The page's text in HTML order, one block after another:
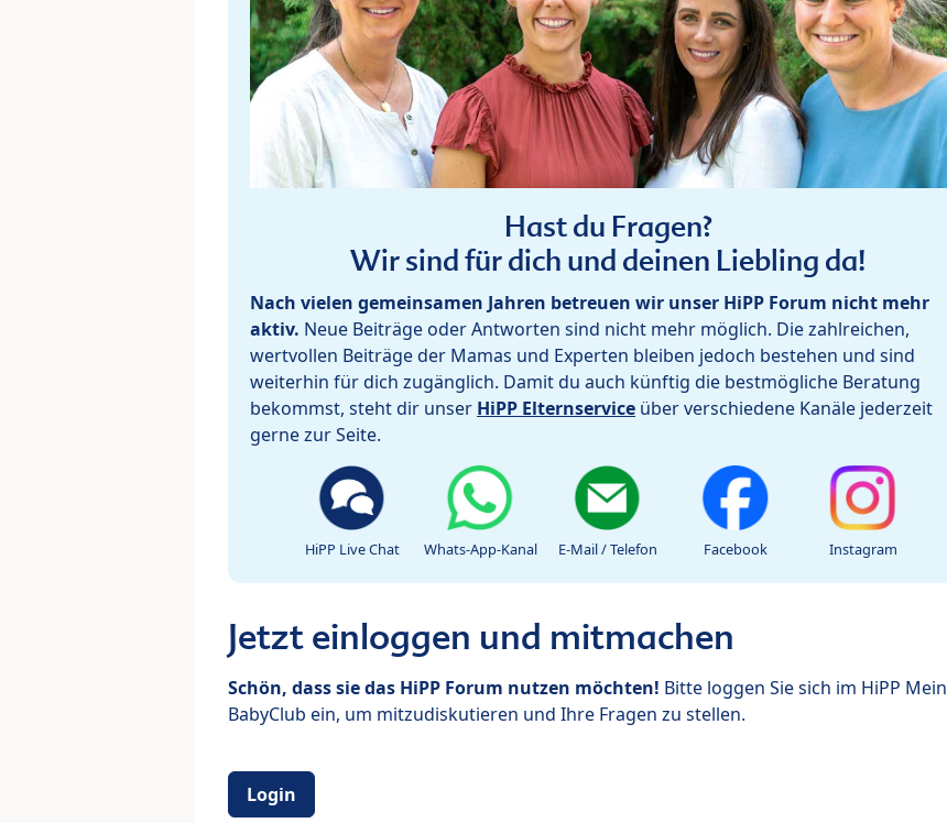
Hast du Fragen?
Wir sind für dich und deinen Liebling da!
Nach vielen gemeinsamen Jahren betreuen wir unser HiPP Forum nicht mehr
aktiv. Neue Beiträge oder Antworten sind nicht mehr möglich. Die zahlreichen,
wertvollen Beiträge der Mamas und Experten bleiben jedoch bestehen und sind
weiterhin für dich zugänglich. Damit du auch künftig die bestmögliche Beratung
bekommst, steht dir unser HiPP Elternservice über verschiedene Kanäle jederzeit
gerne zur Seite.
HiPP Live Chat Whats-App-Kanal E-Mail / Telefon Facebook Instagram
Jetzt einloggen und mitmachen
Schön, dass sie das HiPP Forum nutzen möchten! Bitte loggen Sie sich im HiPP Mein
BabyClub ein, um mitzudiskutieren und Ihre Fragen zu stellen.
Login